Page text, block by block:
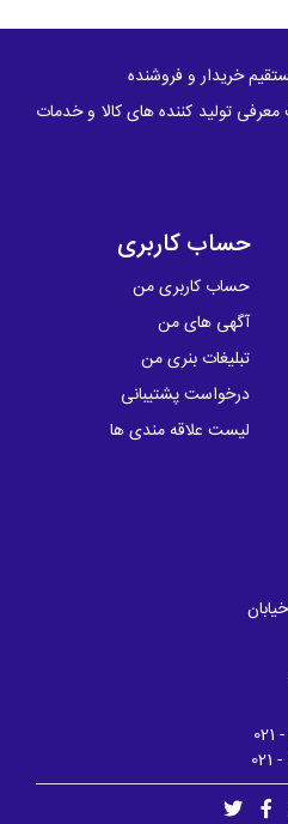
خریدار و فروشنده
در سال 1398 با هدف معرفی تولید کننده های کالا و خدمات
حساب کاربری
حساب کاربری من
آگهی های من
تبلیغات بنری من
درخواست پشتیبانی
لیست علاقه مندی ها